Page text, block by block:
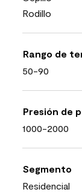
Rodillo
Rango de
50-90
Presión de
1000-2000
Segmento
Residencial